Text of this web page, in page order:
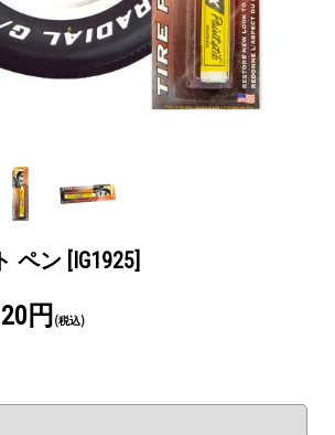
ペン [IG1925]
円 (税込)